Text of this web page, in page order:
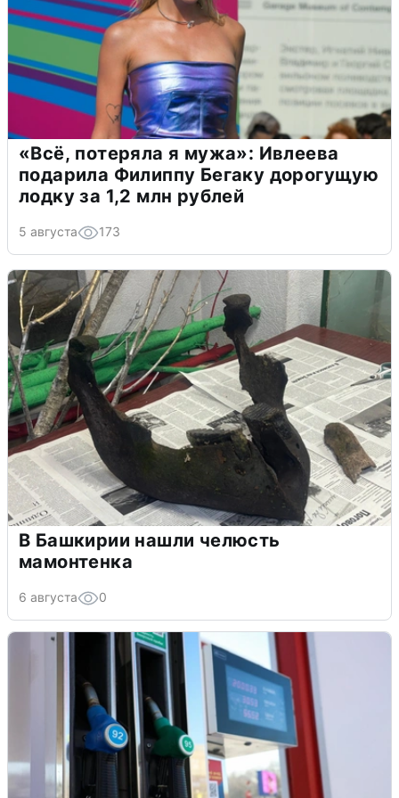
«Всё, потеряла я мужа»: Ивлеева
подарила Филиппу Бегаку дорогущую
лодку за 1,2 млн рублей
5 августа 173
В Башкирии нашли челюсть
мамонтенка
6 августа 0